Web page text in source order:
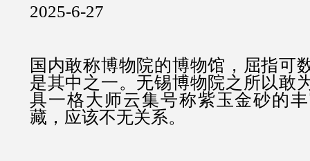
2025-6-27
国内敢称博物院的博物馆，屈指可
是其中之一。无锡博物院之所以敢
具一格大师云集号称紫玉金砂的
藏，应该不无关系。